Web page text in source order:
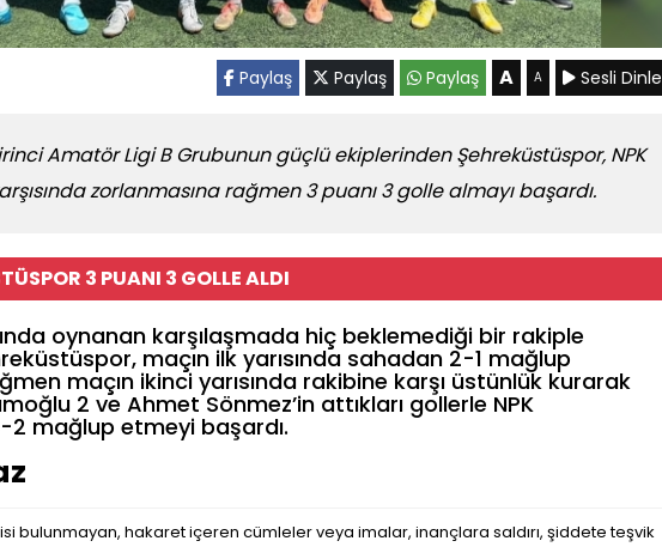
Paylaş Paylaş Paylaş A A Sesli Dinle
Amatör Ligi B Grubunun güçlü ekiplerinden Şehreküstüspor, NPK
zorlanmasına rağmen 3 puanı 3 golle almayı başardı.
3 PUANI 3 GOLLE ALDI
oynanan karşılaşmada hiç beklemediği bir rakiple
maçın ilk yarısında sahadan 2-1 mağlup
maçın ikinci yarısında rakibine karşı üstünlük kurarak
2 ve Ahmet Sönmez’in attıkları gollerle NPK
2 mağlup etmeyi başardı.
bulunmayan, hakaret içeren cümleler veya imalar, inançlara saldırı, şiddete teşvik